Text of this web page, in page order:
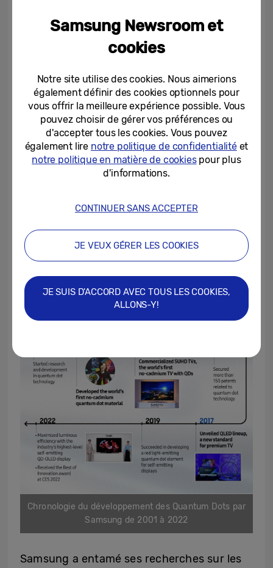
Face à ce défi, Samsung a concentré son
commercialisation de solutions alternatives
basées sur l’indium. Grace à ses démarches,
Samsung utilise des Quantum dots sans
cadmium dans ses téléviseurs depuis 2015.
10 ans d’innovation et de leadership dans
Samsung, qui a rapidement reconnu le
l’innovation sur le marché mondial des
écrans depuis 10 ans grâce à des
recherches continues.
Chronologie du développement des Quantum Dots par
Samsung de 2001 à 2022
Samsung a entamé ses recherches sur les
Samsung Newsroom et
cookies
Notre site utilise des cookies. Nous aimerions
également définir des cookies optionnels pour
vous offrir la meilleure expérience possible. Vous
pouvez choisir de gérer vos préférences ou
d'accepter tous les cookies. Vous pouvez
également lire notre politique de confidentialitéet
notre politique en matière de cookiespour plus
d'informations.
CONTINUER SANS ACCEPTER
JE VEUX GÉRER LES COOKIES
JE SUIS D'ACCORD AVEC TOUS LES COOKIES,
ALLONS-Y!